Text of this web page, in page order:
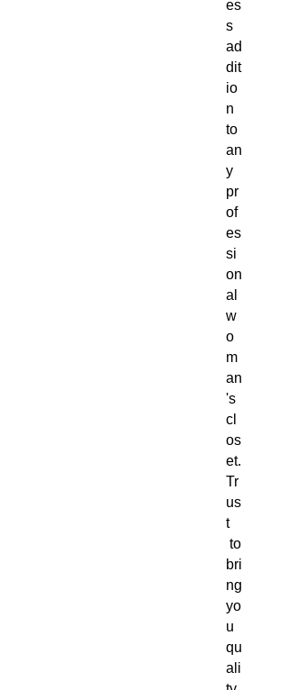
es
s
ad
dit
io
n
to
an
y
pr
of
es
si
on
al
w
o
m
an
's
cl
os
et.
Tr
us
t
to
bri
ng
yo
u
qu
ali